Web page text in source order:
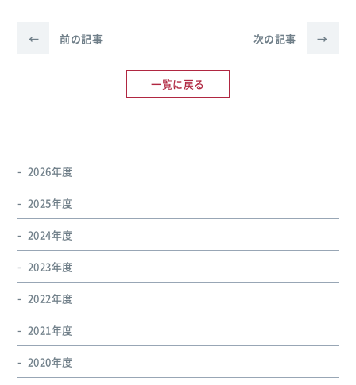
← 前の記事
一覧に戻る
次の記事 →
2026年度
2025年度
2024年度
2023年度
2022年度
2021年度
2020年度